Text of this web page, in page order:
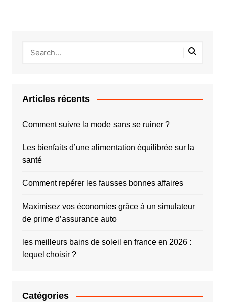
Articles récents
Comment suivre la mode sans se ruiner ?
Les bienfaits d’une alimentation équilibrée sur la
santé
Comment repérer les fausses bonnes affaires
Maximisez vos économies grâce à un simulateur
de prime d’assurance auto
les meilleurs bains de soleil en france en 2026 :
lequel choisir ?
Catégories